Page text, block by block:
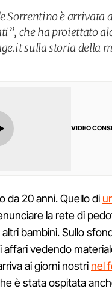
Sorrentino è arrivata
che ha proiettato
sulla storia della
VIDEO
da 20 anni. Quello di
la rete di
bambini. Sullo
affari vedendo
ai giorni nostri nel
è stata ospitata